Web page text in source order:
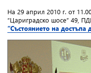
На 29 април 2010 г. от
“Цариградско шосе” 49,
“Състоянието на